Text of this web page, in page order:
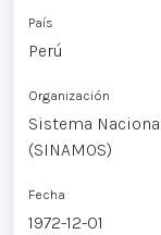
País
Perú
Organización
Sistema
(SINAMOS)
Fecha
1972-12-01